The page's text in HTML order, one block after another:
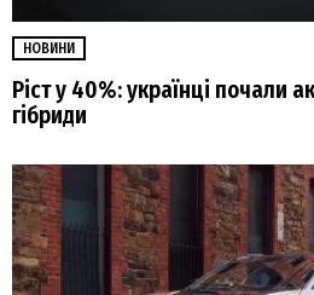
НОВИНИ
Ріст у 40%: українці почали
гібриди